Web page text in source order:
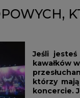
Jeśli
kawałków
którzy
koncercie.